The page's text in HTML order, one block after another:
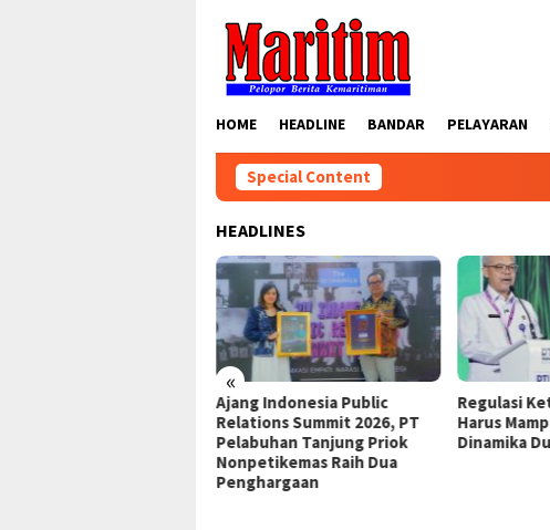
content
HOME HEADLINE BANDAR PELAYARAN
Special Content
HEADLINES
«
Ajang Indonesia Public
Relations Summit 2026, PT
Pelabuhan Tanjung Priok
Nonpetikemas Raih Dua
Regulasi Ketenagakerjaan
Harus Mampu Mengikuti
Dinamika Dunia Kerja